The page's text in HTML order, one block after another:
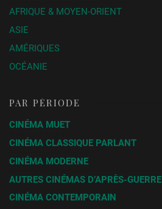
AFRIQUE & MOYEN-ORIENT
ASIE
AMÉRIQUES
OCÉANIE
PAR PÉRIODE
CINÉMA MUET
CINÉMA CLASSIQUE PARLANT
CINÉMA MODERNE
AUTRES CINÉMAS D’APRÈS-GUERRE
CINÉMA CONTEMPORAIN